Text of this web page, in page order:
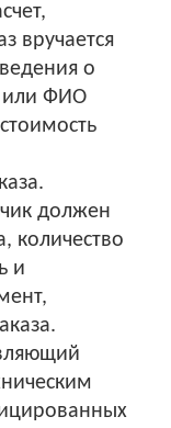
вручается
о
или ФИО
должен
количество
и